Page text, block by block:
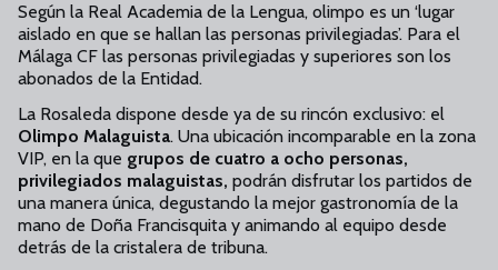
Según la Real Academia de la Lengua, olimpo es un ‘lugar
aislado en que se hallan las personas privilegiadas’. Para el
Málaga CF las personas privilegiadas y superiores son los
abonados de la Entidad.
La Rosaleda dispone desde ya de su rincón exclusivo: el
Olimpo Malaguista. Una ubicación incomparable en la zona
VIP, en la que grupos de cuatro a ocho personas,
privilegiados malaguistas, podrán disfrutar los partidos de
una manera única, degustando la mejor gastronomía de la
mano de Doña Francisquita y animando al equipo desde
detrás de la cristalera de tribuna.